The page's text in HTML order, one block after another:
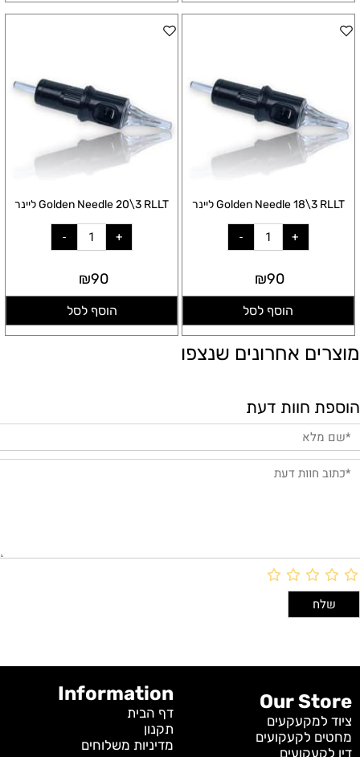
Golden Needle 18\3 RLLT ליינר
₪90
הוסף לסל
Golden Needle 20\3 RLLT ליינר
₪90
הוסף לסל
מוצרים אחרונים שנצפו
הוספת חוות דעת
Our Store
ציוד למקעקעים
מחטים לקעקועים
דיו לקעקועים
Information
דף הבית
תקנון
מדיניות משלוחים